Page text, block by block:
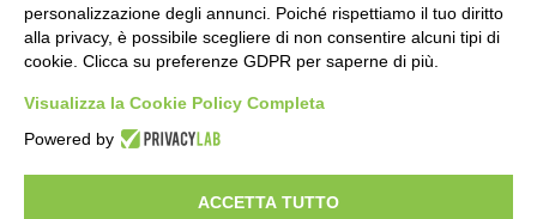
Torna il Moscerine Film Festival Summer
Camp
2 giorni fa
“Anomalie”, dal 30 agosto la XX
edizione
2 giorni fa
personalizzazione degli annunci. Poiché rispettiamo il tuo diritto
alla privacy, è possibile scegliere di non consentire alcuni tipi di
cookie. Clicca su preferenze GDPR per saperne di più.
Visualizza la Cookie Policy Completa
Powered by
ACCETTA TUTTO